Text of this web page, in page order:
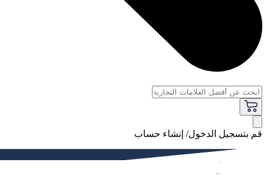
قم بتسجيل الدخول/ إنشاء حساب
فاخر
النساء
الرجال